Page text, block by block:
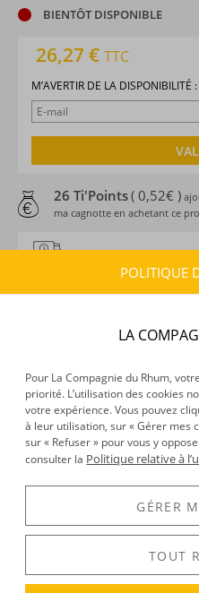
BIENTÔT DISPONIBLE
26,27 € TTC
M’AVERTIR DE LA DISPONIBILITÉ :
26 Ti'Points( 0,52€ )
ma cagnotte en achetant ce
ESTIMATION DE
Entre le07/08/2026
Frais :À partir de 9,90 € (
Type d’alcool :Rhum
Provenance :Ile Maurice
Distillation : Colonne
Volume : 50CL
Argent 2021
POLITIQUE
LA
Pour La Compagnie du Rhum,
priorité. L’utilisation des cookies
votre expérience. Vous pouvez
à leur utilisation, sur « Gérer mes
sur « Refuser » pour vous y
consulter la Politique relative à
GÉRER
TOUT